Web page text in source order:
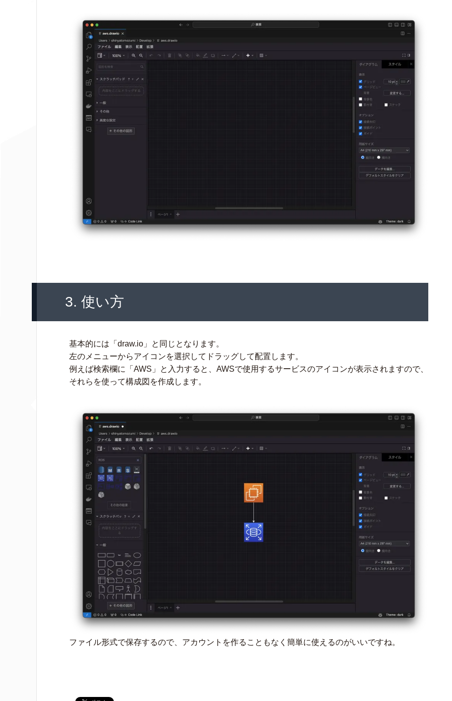
3. 使い方
基本的には「draw.io」と同じとなります。
左のメニューからアイコンを選択してドラッグして配置します。
例えば検索欄に「AWS」と入力すると、AWSで使用するサービスのアイコンが表示されますので、
それらを使って構成図を作成します。
ファイル形式で保存するので、アカウントを作ることもなく簡単に使えるのがいいですね。